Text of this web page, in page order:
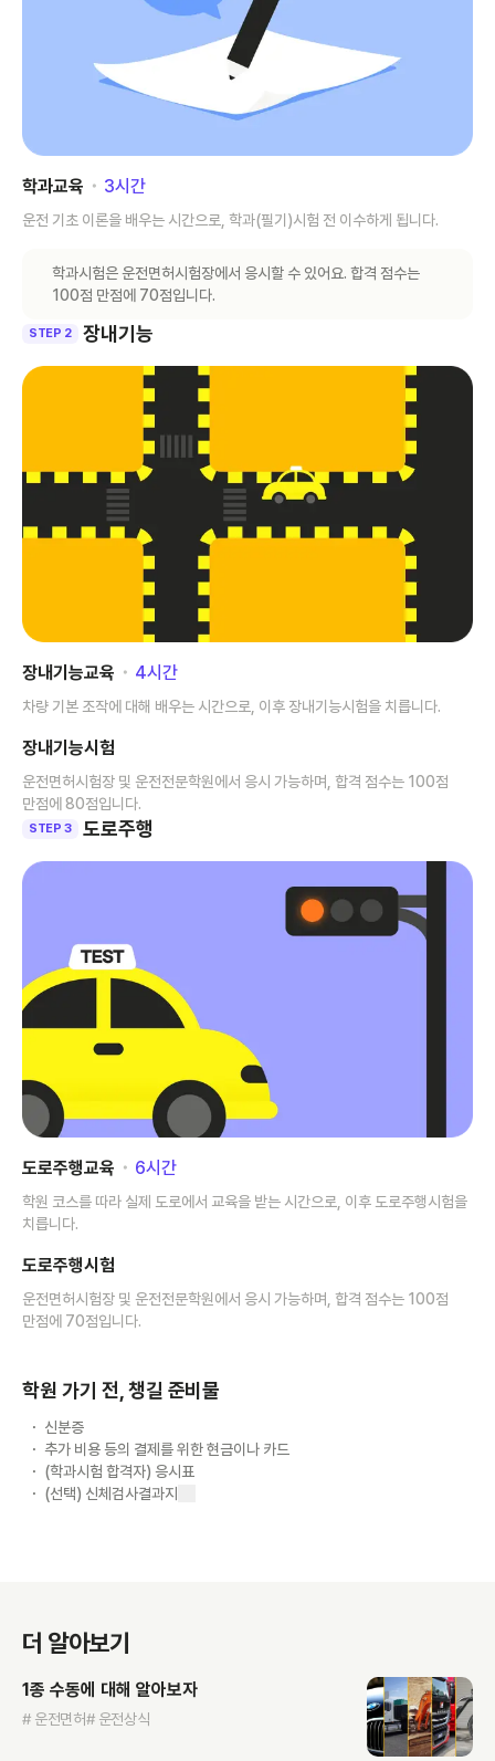
학과교육 ･ 3시간
운전 기초 이론을 배우는 시간으로, 학과(필기)시험 전 이수하게 됩니다.
학과시험은 운전면허시험장에서 응시할 수 있어요. 합격 점수는
100점 만점에 70점입니다.
STEP 2 장내기능
장내기능교육 ･ 4시간
차량 기본 조작에 대해 배우는 시간으로, 이후 장내기능시험을 치릅니다.
장내기능시험
운전면허시험장 및 운전전문학원에서 응시 가능하며, 합격 점수는 100점
만점에 80점입니다.
STEP 3 도로주행
도로주행교육 ･ 6시간
학원 코스를 따라 실제 도로에서 교육을 받는 시간으로, 이후 도로주행시험을
치릅니다.
도로주행시험
운전면허시험장 및 운전전문학원에서 응시 가능하며, 합격 점수는 100점
만점에 70점입니다.
학원 가기 전, 챙길 준비물
신분증
추가 비용 등의 결제를 위한 현금이나 카드
(학과시험 합격자) 응시표
(선택) 신체검사결과지
더 알아보기
1종 수동에 대해 알아보자
# 운전면허# 운전상식